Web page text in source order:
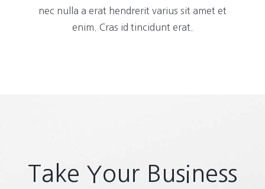
nec nulla a erat hendrerit varius sit amet et
enim. Cras id tincidunt erat.
Take Your Business